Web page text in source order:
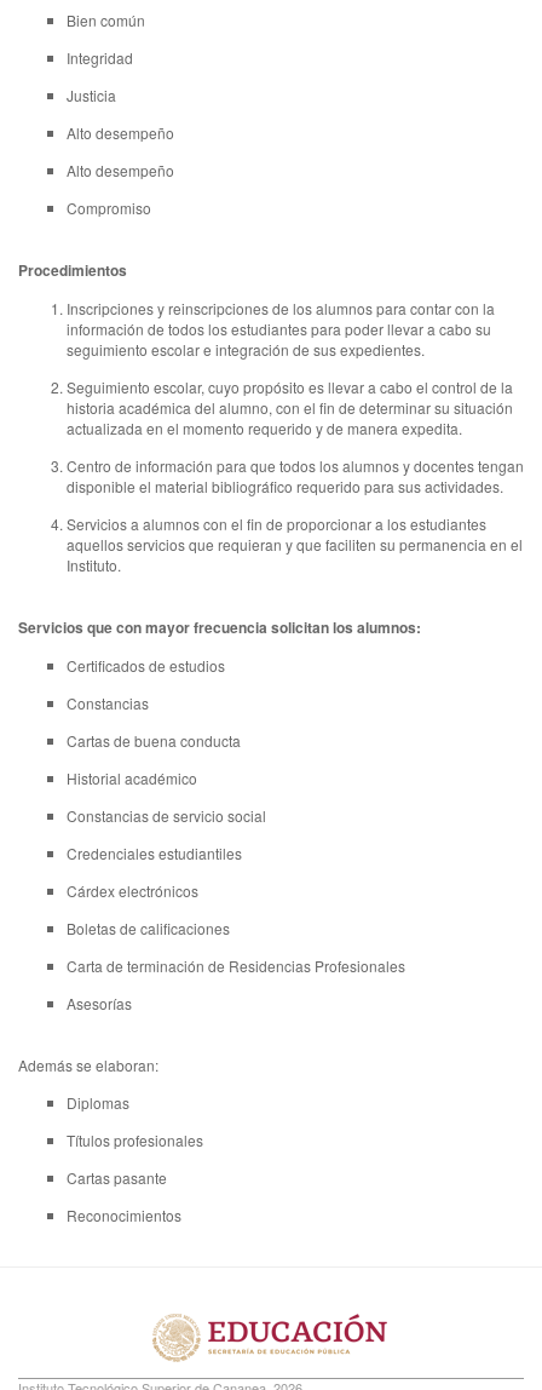
Bien común
Integridad
Justicia
Alto desempeño
Alto desempeño
Compromiso
Procedimientos
Inscripciones y reinscripciones de los alumnos para contar con la
información de todos los estudiantes para poder llevar a cabo su
seguimiento escolar e integración de sus expedientes.
Seguimiento escolar, cuyo propósito es llevar a cabo el control de la
historia académica del alumno, con el fin de determinar su situación
actualizada en el momento requerido y de manera expedita.
Centro de información para que todos los alumnos y docentes tengan
disponible el material bibliográfico requerido para sus actividades.
Servicios a alumnos con el fin de proporcionar a los estudiantes
aquellos servicios que requieran y que faciliten su permanencia en el
Instituto.
Servicios que con mayor frecuencia solicitan los alumnos:
Certificados de estudios
Constancias
Cartas de buena conducta
Historial académico
Constancias de servicio social
Credenciales estudiantiles
Cárdex electrónicos
Boletas de calificaciones
Carta de terminación de Residencias Profesionales
Asesorías
Además se elaboran:
Diplomas
Títulos profesionales
Cartas pasante
Reconocimientos